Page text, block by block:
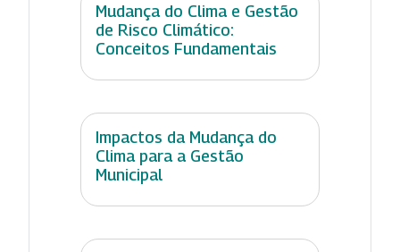
Mudança do Clima e Gestão
de Risco Climático:
Conceitos Fundamentais
Impactos da Mudança do
Clima para a Gestão
Municipal